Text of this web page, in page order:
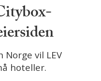
vil LEV
hoteller.